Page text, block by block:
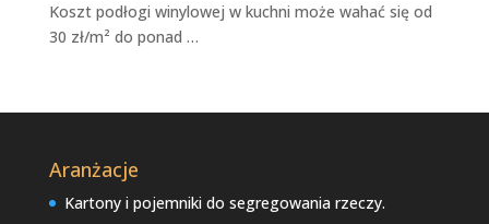
Koszt podłogi winylowej w kuchni może wahać się od
30 zł/m² do ponad …
Aranżacje
Kartony i pojemniki do segregowania rzeczy.